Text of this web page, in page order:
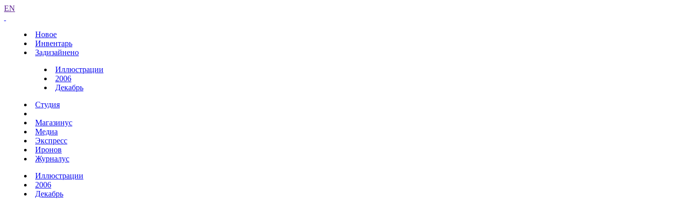
EN
Новое
Инвентарь
Задизайнено
Иллюстрации
2006
Декабрь
Студия
Магазинус
Медиа
Экспресс
Иронов
Журналус
Иллюстрации
2006
Декабрь